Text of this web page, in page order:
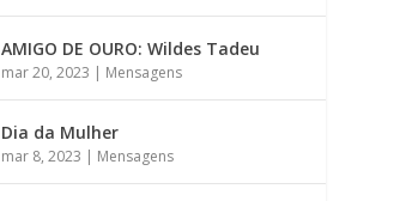
AMIGO DE OURO: Wildes Tadeu
mar 20, 2023 | Mensagens
Dia da Mulher
mar 8, 2023 | Mensagens